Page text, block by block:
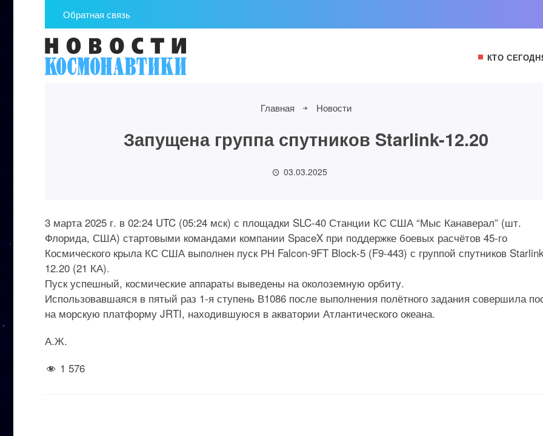
Обратная связь
КТО
Главная Новости
Запущена группа спутников Starlink-12.20
03.03.2025
3 марта 2025 г. в 02:24 UTC (05:24 мск) с площадки SLC-40 Станции КС США “Мыс Канаверал” (шт.
Флорида, США) стартовыми командами компании SpaceX при поддержке боевых расчётов 45-го
Космического крыла КС США выполнен пуск РН Falcon-9FT Block-5 (F9-443) с группой спутников
12.20 (21 КА).
Пуск успешный, космические аппараты выведены на околоземную орбиту.
Использовавшаяся в пятый раз 1-я ступень В1086 после выполнения полётного задания совершила
на морскую платформу JRTI, находившуюся в акватории Атлантического океана.
А.Ж.
1 576